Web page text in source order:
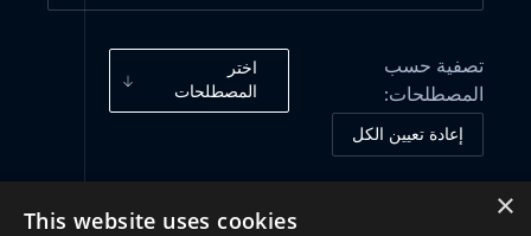
تصفية حسب
المصطلحات:
اختر
المصطلحات
إعادة تعيين الكل
×
This website uses cookies